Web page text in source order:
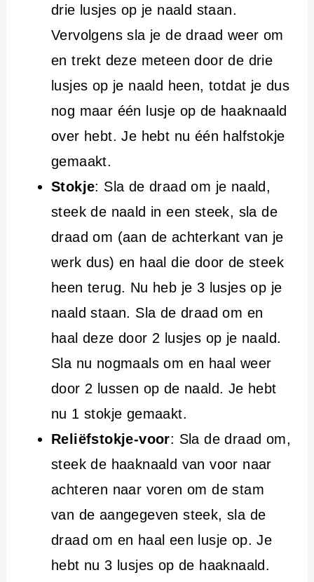
drie lusjes op je naald staan.
Vervolgens sla je de draad weer om
en trekt deze meteen door de drie
lusjes op je naald heen, totdat je dus
nog maar één lusje op de haaknaald
over hebt. Je hebt nu één halfstokje
gemaakt.
Stokje: Sla de draad om je naald,
steek de naald in een steek, sla de
draad om (aan de achterkant van je
werk dus) en haal die door de steek
heen terug. Nu heb je 3 lusjes op je
naald staan. Sla de draad om en
haal deze door 2 lusjes op je naald.
Sla nu nogmaals om en haal weer
door 2 lussen op de naald. Je hebt
nu 1 stokje gemaakt.
Reliëfstokje-voor: Sla de draad om,
steek de haaknaald van voor naar
achteren naar voren om de stam
van de aangegeven steek, sla de
draad om en haal een lusje op. Je
hebt nu 3 lusjes op de haaknaald.